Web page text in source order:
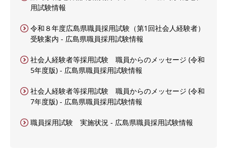
用試験情報
令和８年度広島県職員採用試験（第1回社会人経験者）
受験案内 - 広島県職員採用試験情報
社会人経験者等採用試験 職員からのメッセージ (令和
5年度版) - 広島県職員採用試験情報
社会人経験者等採用試験 職員からのメッセージ (令和
7年度版) - 広島県職員採用試験情報
職員採用試験 実施状況 - 広島県職員採用試験情報